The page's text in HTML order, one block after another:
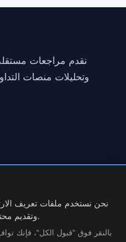
نحن نستخدم ملفات تعريف
وتقديم محتوى مخصص، وتحليل حركة المرور لدينا.
بالنقر فوق "قبول الكل"، فإنك
نقدم مراجعات
وتحليلات منصات